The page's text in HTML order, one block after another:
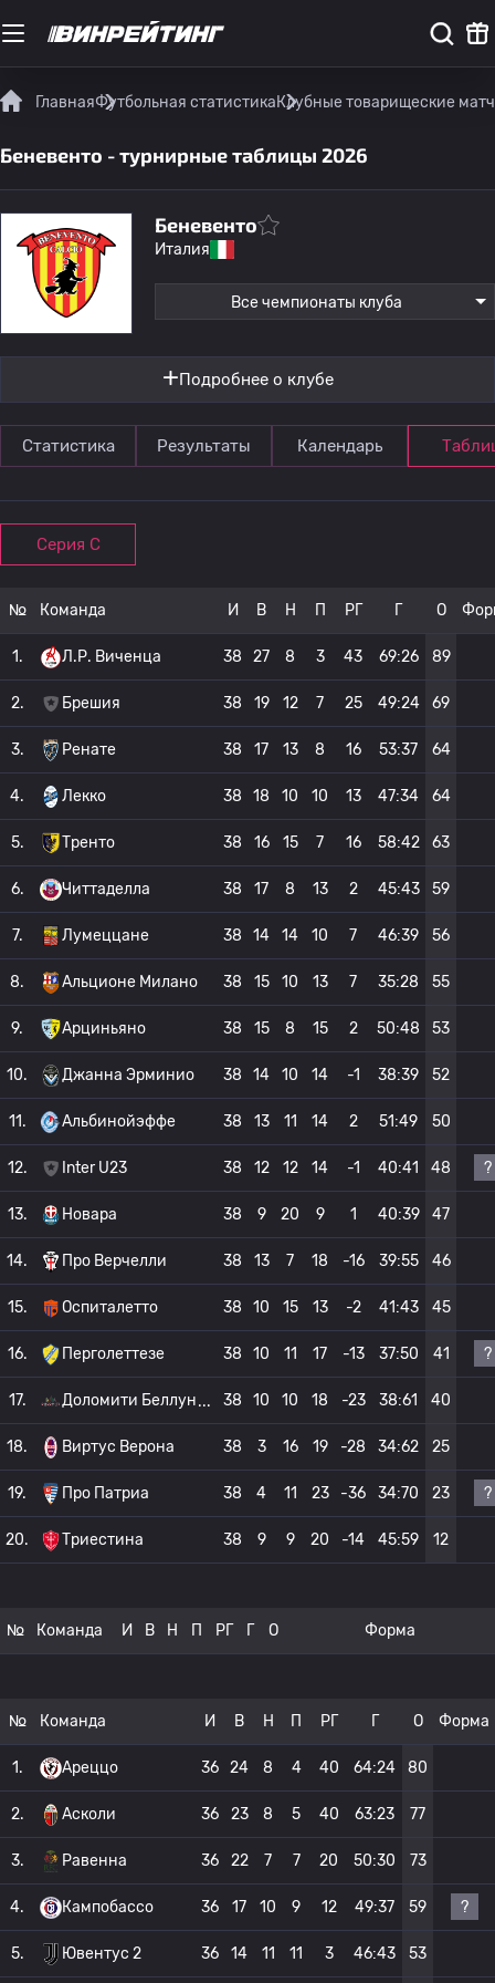
ГлавнаяФутбольная статистикаКлубные товарищеские
Беневенто - турнирные таблицы 2026
Беневенто
Италия
Все чемпионаты клуба
Подробнее о клубе
Статистика Результаты Календарь
Серия C
№ Команда И В Н П РГ Г О
1. Л.Р. Виченца 38 27 8 3 43 69:26 89
2. Брешия 38 19 12 7 25 49:24 69
3. Ренате 38 17 13 8 16 53:37 64
4. Лекко 38 18 10 10 13 47:34 64
5. Тренто 38 16 15 7 16 58:42 63
6. Читтаделла 38 17 8 13 2 45:43 59
7. Лумеццане 38 14 14 10 7 46:39 56
8. Альционе Милано 38 15 10 13 7 35:28 55
9. Арциньяно 38 15 8 15 2 50:48 53
10. Джанна Эрминио 38 14 10 14 -1 38:39 52
11. Альбинойэффе 38 13 11 14 2 51:49 50
12. Inter U23 38 12 12 14 -1 40:41 48 ?
13. Новара 38 9 20 9 1 40:39 47
14. Про Верчелли 38 13 7 18 -16 39:55 46
15. Оспиталетто 38 10 15 13 -2 41:43 45
16. Перголеттезе 38 10 11 17 -13 37:50 41 ?
17. Доломити Беллун 38 10 10 18 -23 38:61 40
18. Виртус Верона 38 3 16 19 -28 34:62 25
19. Про Патриа 38 4 11 23 -36 34:70 23 ?
20. Триестина 38 9 9 20 -14 45:59 12
№ Команда И В Н П РГ Г О Форма
№ Команда И В Н П РГ Г О Форма
1. Ареццо 36 24 8 4 40 64:24 80
2. Асколи 36 23 8 5 40 63:23 77
3. Равенна 36 22 7 7 20 50:30 73
4. Кампобассо 36 17 10 9 12 49:37 59 ?
5. Ювентус 2 36 14 11 11 3 46:43 53